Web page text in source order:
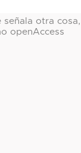
señala otra
openAccess